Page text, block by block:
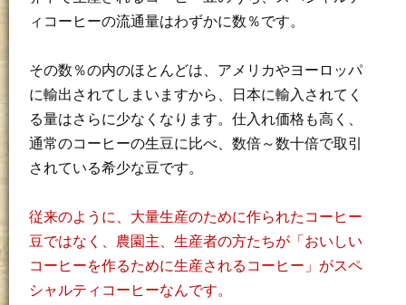
ィコーヒーの流通量はわずかに数％です。
その数％の内のほとんどは、アメリカやヨーロッパ
に輸出されてしまいますから、日本に輸入されてく
る量はさらに少なくなります。仕入れ価格も高く、
通常のコーヒーの生豆に比べ、数倍～数十倍で取引
されている希少な豆です。
従来のように、大量生産のために作られたコーヒー
豆ではなく、農園主、生産者の方たちが「おいしい
コーヒーを作るために生産されるコーヒー」がスペ
シャルティコーヒーなんです。